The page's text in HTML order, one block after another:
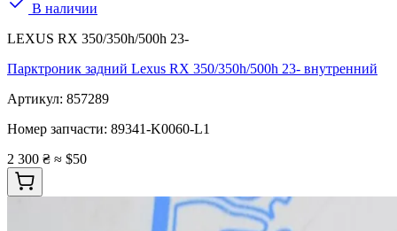
В наличии
LEXUS RX 350/350h/500h 23-
Парктроник задний Lexus RX 350/350h/500h 23- внутренний
Артикул: 857289
Номер запчасти: 89341-K0060-L1
2 300 ₴ ≈ $50